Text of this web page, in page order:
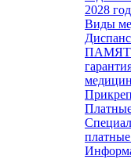
2028
Виды